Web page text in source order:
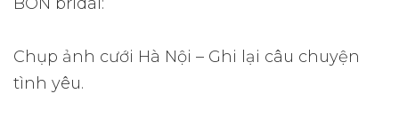
Chụp ảnh cưới Hà Nội – Ghi lại câu chuyện
tình yêu.